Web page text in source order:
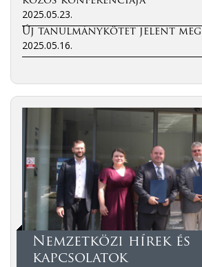
2025.05.23.
Új tanulmánykötet jelent meg
2025.05.16.
Nemzetközi hírek és
kapcsolatok